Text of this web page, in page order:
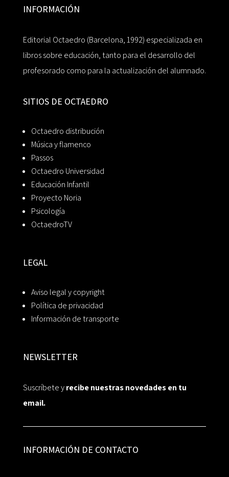
INFORMACIÓN
Editorial Octaedro (Barcelona, 1992) especializada en
libros sobre educación, tanto para el desarrollo del
profesorado como para la actualización del alumnado.
SITIOS DE OCTAEDRO
Octaedro distribución
Música y flamenco
Passos
Octaedro Universidad
Educación Infantil
Proyecto Noria
Psicología
OctaedroTV
LEGAL
Aviso legal y copyright
Política de privacidad
Información de transporte
NEWSLETTER
Suscríbete yrecibe nuestras novedades en tu
email.
INFORMACIÓN DE CONTACTO